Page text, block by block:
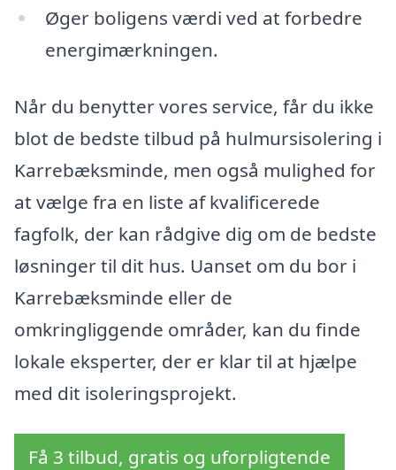
Øger boligens værdi ved at forbedre
energimærkningen.
Når du benytter vores service, får du ikke
blot de bedste tilbud på hulmursisolering i
Karrebæksminde, men også mulighed for
at vælge fra en liste af kvalificerede
fagfolk, der kan rådgive dig om de bedste
løsninger til dit hus. Uanset om du bor i
Karrebæksminde eller de
omkringliggende områder, kan du finde
lokale eksperter, der er klar til at hjælpe
med dit isoleringsprojekt.
Få 3 tilbud, gratis og uforpligtende